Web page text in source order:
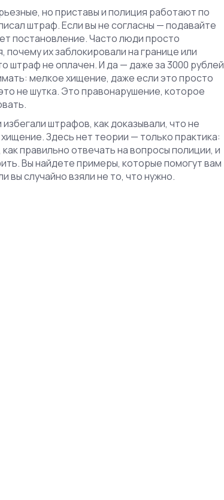
но приставы и полиция работают по
штраф. Если вы не согласны — подавайте
постановление. Часто люди просто
их заблокировали на границе или
штраф не оплачен. И да — даже за 3000 рублей
мелкое хищение,даже если это просто
не шутка. Это правонарушение, которое
штрафов, как доказывали, что не
Здесь нет теории — только практика:
правильно отвечать на вопросы полиции, и
Вы найдете примеры, которые помогут вам
вы случайно взяли не то, что нужно.